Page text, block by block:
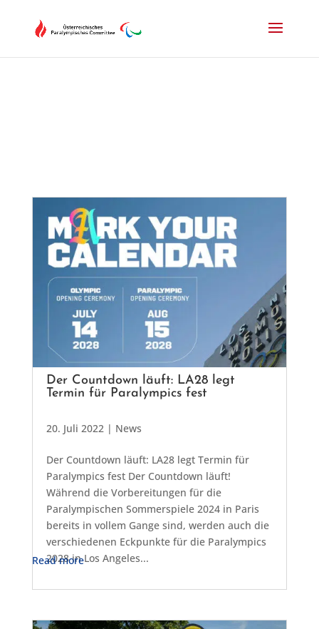
Der Countdown läuft: LA28 legt
Termin für Paralympics fest
20. Juli 2022| News
Der Countdown läuft: LA28 legt Termin für
Paralympics fest Der Countdown läuft!
Während die Vorbereitungen für die
Paralympischen Sommerspiele 2024 in Paris
bereits in vollem Gange sind, werden auch die
verschiedenen Eckpunkte für die Paralympics
2028 in Los Angeles...
Read more